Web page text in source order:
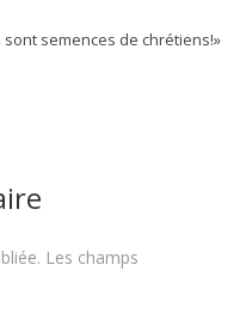
semences de chrétiens!»
Les champs